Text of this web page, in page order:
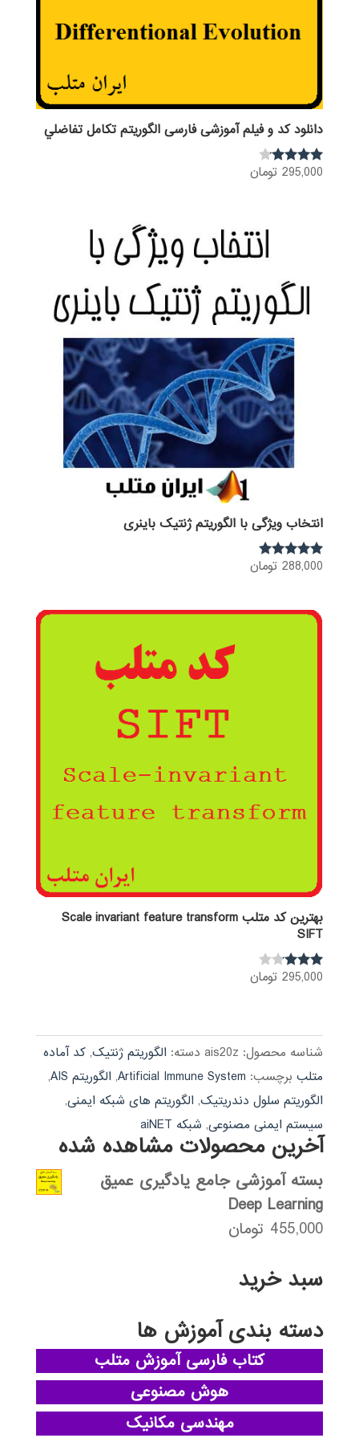
دانلود کد و فیلم آموزشی فارسی الگوریتم تكامل تفاضلي
نمره
295,000 تومان
انتخاب ویژگی با الگوریتم ژنتیک باینری
نمره
288,000 تومان
بهترین کد متلب Scale invariant feature transform
SIFT
نمره
295,000 تومان
شناسه محصول: ais20z دسته: الگوریتم ژنتیک, کد آماده
متلب برچسب: Artificial Immune System
, الگوریتم AIS
,
الگوریتم سلول دندریتیک, الگوریتم های شبکه ایمنی,
سیستم ایمنی مصنوعی, شبکه aiNET
آخرین محصولات مشاهده شده
بسته آموزشی جامع یادگیری عمیق
Deep Learning
455,000 تومان
سبد خرید
دسته بندی آموزش ها
کتاب فارسی آموزش متلب
هوش مصنوعی
مهندسی مکانیک